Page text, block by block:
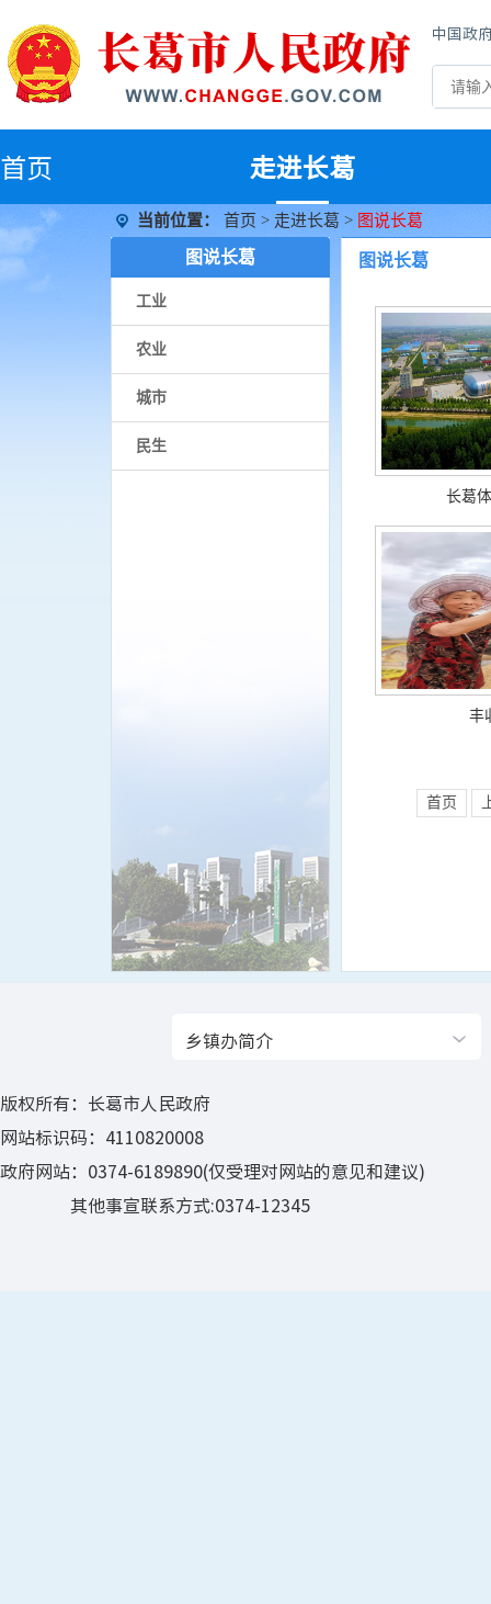
中国政
首页 走进长葛
当前位置： 首页 > 走进长葛 > 图说长葛
图说长葛
工业
农业
城市
民生
图说长葛
长葛
丰
首页
乡镇办简介
版权所有：长葛市人民政府
网站标识码：4110820008
政府网站：0374-6189890(仅受理对网站的意见和建议)
其他事宣联系方式:0374-12345